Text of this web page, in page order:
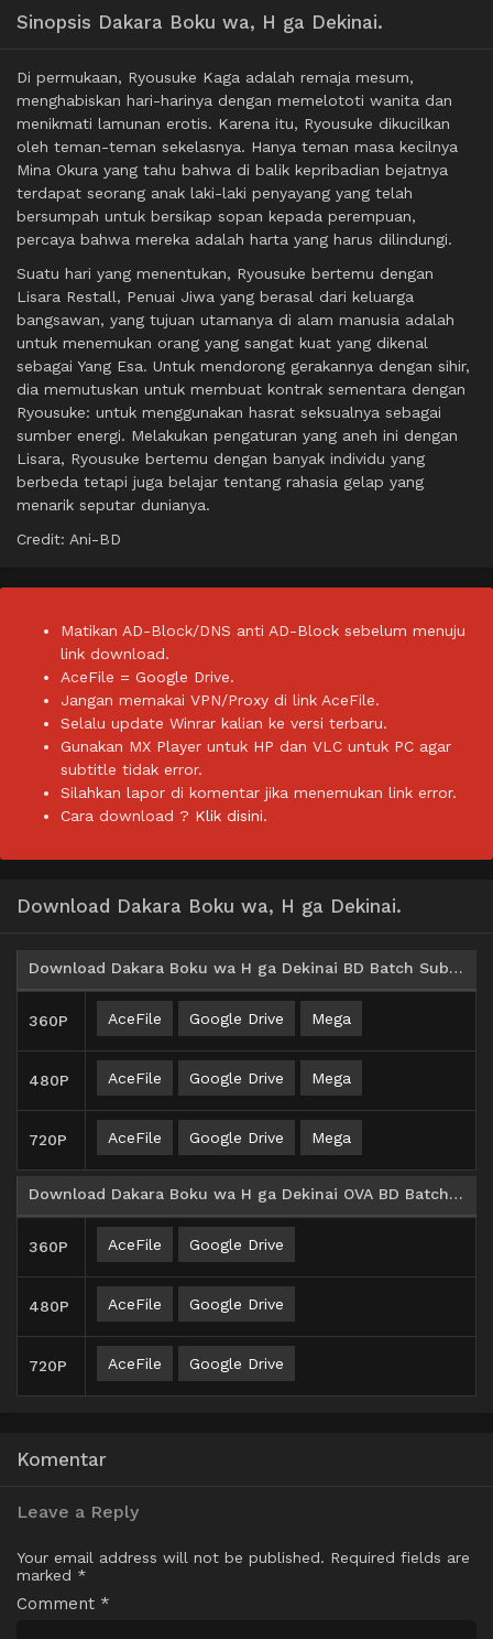
Sinopsis Dakara Boku wa, H ga Dekinai.
Di permukaan, Ryousuke Kaga adalah remaja mesum,
menghabiskan hari-harinya dengan memelototi wanita dan
menikmati lamunan erotis. Karena itu, Ryousuke dikucilkan
oleh teman-teman sekelasnya. Hanya teman masa kecilnya
Mina Okura yang tahu bahwa di balik kepribadian bejatnya
terdapat seorang anak laki-laki penyayang yang telah
bersumpah untuk bersikap sopan kepada perempuan,
percaya bahwa mereka adalah harta yang harus dilindungi.
Suatu hari yang menentukan, Ryousuke bertemu dengan
Lisara Restall, Penuai Jiwa yang berasal dari keluarga
bangsawan, yang tujuan utamanya di alam manusia adalah
untuk menemukan orang yang sangat kuat yang dikenal
sebagai Yang Esa. Untuk mendorong gerakannya dengan sihir,
dia memutuskan untuk membuat kontrak sementara dengan
Ryousuke: untuk menggunakan hasrat seksualnya sebagai
sumber energi. Melakukan pengaturan yang aneh ini dengan
Lisara, Ryousuke bertemu dengan banyak individu yang
berbeda tetapi juga belajar tentang rahasia gelap yang
menarik seputar dunianya.
Credit: Ani-BD
Matikan AD-Block/DNS anti AD-Block sebelum menuju
link download.
AceFile = Google Drive.
Jangan memakai VPN/Proxy di link AceFile.
Selalu update Winrar kalian ke versi terbaru.
Gunakan MX Player untuk HP dan VLC untuk PC agar
subtitle tidak error.
Silahkan lapor di komentar jika menemukan link error.
Cara download ? Klik disini.
Download Dakara Boku wa, H ga Dekinai.
Download Dakara Boku wa H ga Dekinai BD Batch Subtitle Indonesia
360P AceFile Google Drive Mega
480P AceFile Google Drive Mega
720P AceFile Google Drive Mega
Download Dakara Boku wa H ga Dekinai OVA BD Batch Subtitle Indonesia
360P AceFile Google Drive
480P AceFile Google Drive
720P AceFile Google Drive
Komentar
Leave a Reply
Your email address will not be published. Required fields are
marked *
Comment *